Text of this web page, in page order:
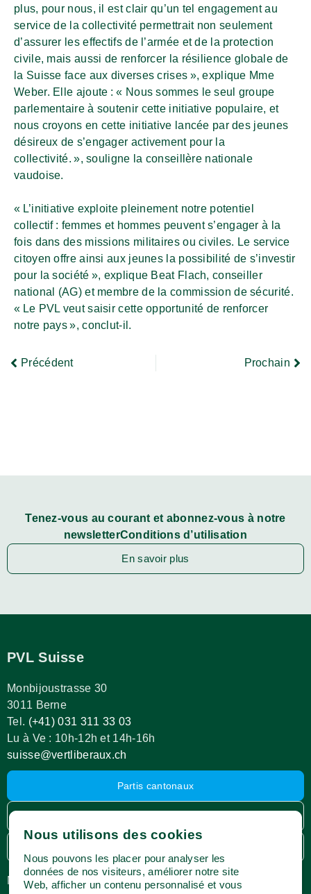
plus, pour nous, il est clair qu’un tel engagement au
service de la collectivité permettrait non seulement
d’assurer les effectifs de l’armée et de la protection
civile, mais aussi de renforcer la résilience globale de
la Suisse face aux diverses crises », explique Mme
Weber. Elle ajoute : « Nous sommes le seul groupe
parlementaire à soutenir cette initiative populaire, et
nous croyons en cette initiative lancée par des jeunes
désireux de s’engager activement pour la
collectivité. », souligne la conseillère nationale
vaudoise.
« L’initiative exploite pleinement notre potentiel
collectif : femmes et hommes peuvent s’engager à la
fois dans des missions militaires ou civiles. Le service
citoyen offre ainsi aux jeunes la possibilité de s’investir
pour la société », explique Beat Flach, conseiller
national (AG) et membre de la commission de sécurité.
« Le PVL veut saisir cette opportunité de renforcer
notre pays », conclut-il.
Précédent Prochain
Tenez-vous au courant et abonnez-vous à notre
newsletterConditions d’utilisation
En savoir plus
PVL Suisse
Monbijoustrasse 30
3011 Berne
Tel. (+41) 031 311 33 03
Lu à Ve : 10h-12h et 14h-16h
suisse@vertliberaux.ch
Médias Impressum
Partis cantonaux
Nous utilisons des cookies
Nous pouvons les placer pour analyser les
données de nos visiteurs, améliorer notre site
Web, afficher un contenu personnalisé et vous